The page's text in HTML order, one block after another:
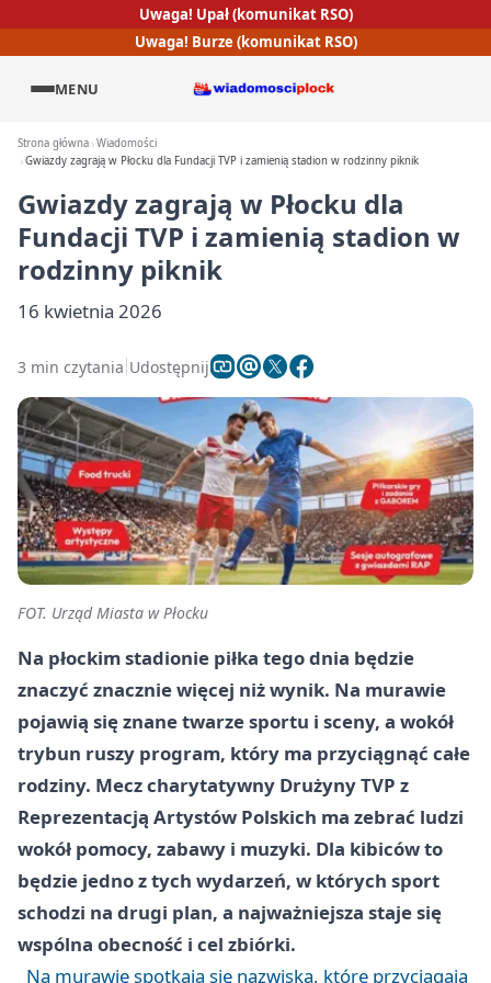
Uwaga! Upał (komunikat RSO)
Uwaga! Burze (komunikat RSO)
MENU
Strona główna Wiadomości
Gwiazdy zagrają w Płocku dla Fundacji TVP i zamienią stadion w rodzinny piknik
Gwiazdy zagrają w Płocku dla
Fundacji TVP i zamienią stadion w
rodzinny piknik
16 kwietnia 2026
3 min czytania Udostępnij
FOT. Urząd Miasta w Płocku
Na płockim stadionie piłka tego dnia będzie
znaczyć znacznie więcej niż wynik. Na murawie
pojawią się znane twarze sportu i sceny, a wokół
trybun ruszy program, który ma przyciągnąć całe
rodziny. Mecz charytatywny Drużyny TVP z
Reprezentacją Artystów Polskich ma zebrać ludzi
wokół pomocy, zabawy i muzyki. Dla kibiców to
będzie jedno z tych wydarzeń, w których sport
schodzi na drugi plan, a najważniejsza staje się
wspólna obecność i cel zbiórki.
Na murawie spotkają się nazwiska, które przyciągają